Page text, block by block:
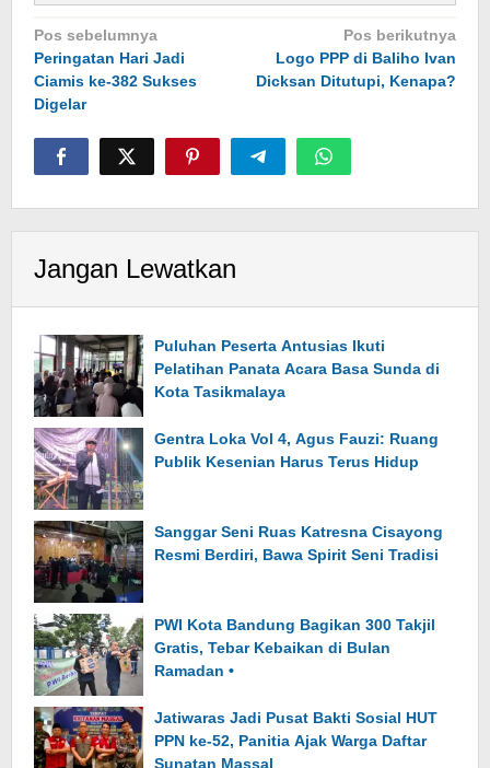
Navigasi
pos
Pos sebelumnya
Peringatan Hari Jadi
Ciamis ke-382 Sukses
Digelar
Pos berikutnya
Logo PPP di Baliho Ivan
Dicksan Ditutupi, Kenapa?
Jangan Lewatkan
Puluhan Peserta Antusias Ikuti
Pelatihan Panata Acara Basa Sunda di
Kota Tasikmalaya
Gentra Loka Vol 4, Agus Fauzi: Ruang
Publik Kesenian Harus Terus Hidup
Sanggar Seni Ruas Katresna Cisayong
Resmi Berdiri, Bawa Spirit Seni Tradisi
PWI Kota Bandung Bagikan 300 Takjil
Gratis, Tebar Kebaikan di Bulan
Ramadan •
Jatiwaras Jadi Pusat Bakti Sosial HUT
PPN ke-52, Panitia Ajak Warga Daftar
Sunatan Massal